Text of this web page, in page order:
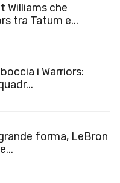
Williams che
tra Tatum e...
i Warriors:
forma, LeBron